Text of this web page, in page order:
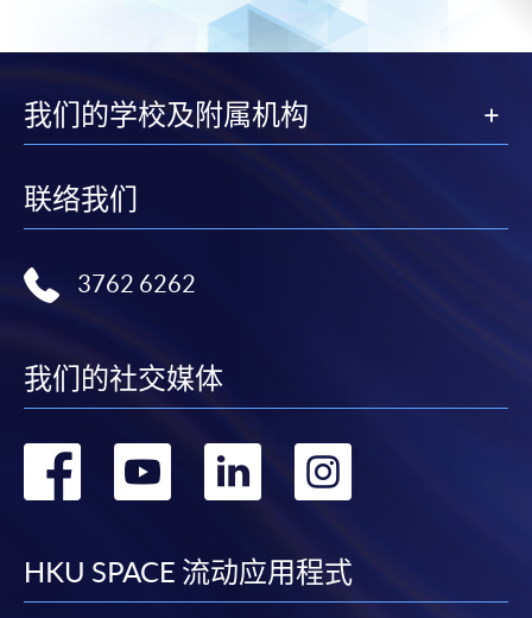
我们的学校及附属机构
联络我们
3762 6262
我们的社交媒体
转
facebook
转
youtube
转
linkedin
HKU SPACE 流动应用程式